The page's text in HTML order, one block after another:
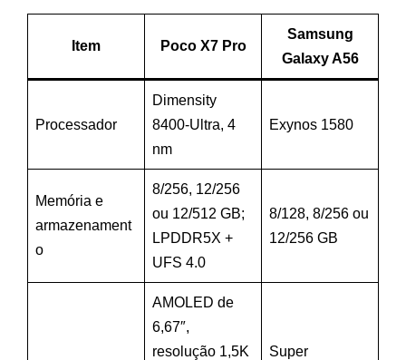
Item Poco X7 Pro
Samsung
Galaxy A56
Processador
Dimensity
8400-Ultra, 4
nm
Exynos 1580
Memória e
armazenament
o
8/256, 12/256
ou 12/512 GB;
LPDDR5X +
UFS 4.0
8/128, 8/256 ou
12/256 GB
AMOLED de
6,67″,
resolução 1,5K
Super